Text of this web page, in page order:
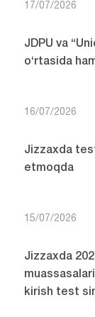
17/07/2026
JDPU va
o‘rtasida
16/07/2026
Jizzaxda
etmoqda
15/07/2026
Jizzaxda
kirish test